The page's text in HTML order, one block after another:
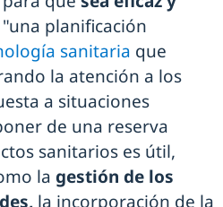
planificación
sanitaria que
la atención a los
a situaciones
de una reserva
sanitarios es útil,
la gestión de los
la incorporación de la